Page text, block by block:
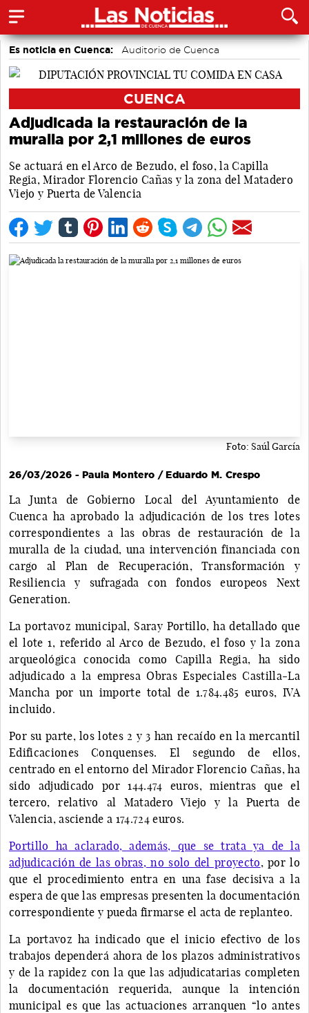
Es noticia en Cuenca: Auditorio de Cuenca
CUENCA
Adjudicada la restauración de la
muralla por 2,1 millones de euros
Se actuará en el Arco de Bezudo, el foso, la Capilla
Regia, Mirador Florencio Cañas y la zona del Matadero
Viejo y Puerta de Valencia
Foto: Saúl García
26/03/2026 - Paula Montero / Eduardo M. Crespo
La Junta de Gobierno Local del Ayuntamiento de
Cuenca ha aprobado la adjudicación de los tres lotes
correspondientes a las obras de restauración de la
muralla de la ciudad, una intervención financiada con
cargo al Plan de Recuperación, Transformación y
Resiliencia y sufragada con fondos europeos Next
Generation.
La portavoz municipal, Saray Portillo, ha detallado que
el lote 1, referido al Arco de Bezudo, el foso y la zona
arqueológica conocida como Capilla Regia, ha sido
adjudicado a la empresa Obras Especiales Castilla-La
Mancha por un importe total de 1.784.485 euros, IVA
incluido.
Por su parte, los lotes 2 y 3 han recaído en la mercantil
Edificaciones Conquenses. El segundo de ellos,
centrado en el entorno del Mirador Florencio Cañas, ha
sido adjudicado por 144.474 euros, mientras que el
tercero, relativo al Matadero Viejo y la Puerta de
Valencia, asciende a 174.724 euros.
Portillo ha aclarado, además, que se trata ya de la
adjudicación de las obras, no solo del proyecto, por lo
que el procedimiento entra en una fase decisiva a la
espera de que las empresas presenten la documentación
correspondiente y pueda firmarse el acta de replanteo.
La portavoz ha indicado que el inicio efectivo de los
trabajos dependerá ahora de los plazos administrativos
y de la rapidez con la que las adjudicatarias completen
la documentación requerida, aunque la intención
municipal es que las actuaciones arranquen “lo antes